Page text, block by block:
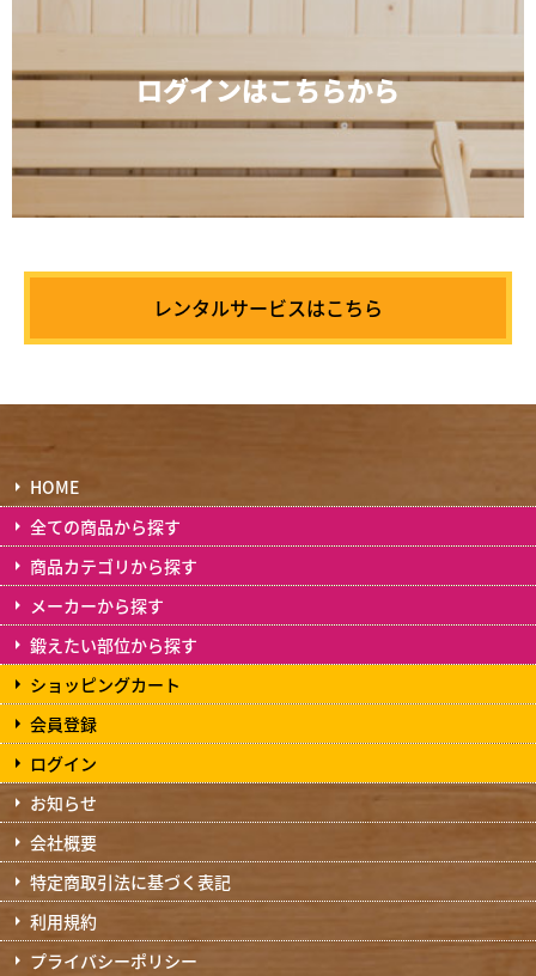
ログインはこちらから
レンタルサービスはこちら
HOME
全ての商品から探す
商品カテゴリから探す
メーカーから探す
鍛えたい部位から探す
ショッピングカート
会員登録
ログイン
お知らせ
会社概要
特定商取引法に基づく表記
利用規約
プライバシーポリシー